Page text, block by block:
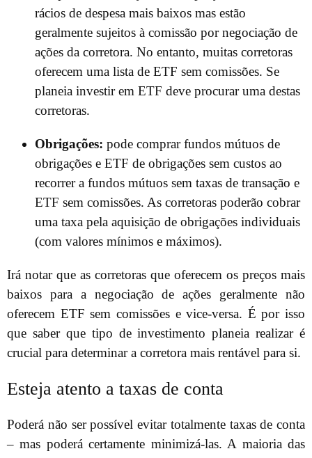
rácios de despesa mais baixos mas estão
geralmente sujeitos à comissão por negociação de
ações da corretora. No entanto, muitas corretoras
oferecem uma lista de ETF sem comissões. Se
planeia investir em ETF deve procurar uma destas
corretoras.
Obrigações: pode comprar fundos mútuos de
obrigações e ETF de obrigações sem custos ao
recorrer a fundos mútuos sem taxas de transação e
ETF sem comissões. As corretoras poderão cobrar
uma taxa pela aquisição de obrigações individuais
(com valores mínimos e máximos).
Irá notar que as corretoras que oferecem os preços mais
baixos para a negociação de ações geralmente não
oferecem ETF sem comissões e vice-versa. É por isso
que saber que tipo de investimento planeia realizar é
crucial para determinar a corretora mais rentável para si.
Esteja atento a taxas de conta
Poderá não ser possível evitar totalmente taxas de conta
– mas poderá certamente minimizá-las. A maioria das